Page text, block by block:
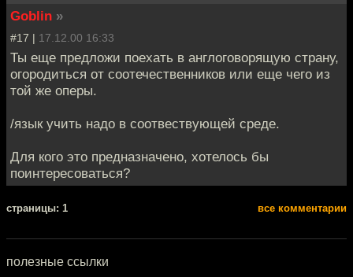
Goblin »
#17 | 17.12.00 16:33
Ты еще предложи поехать в англоговорящую страну,
огородиться от соотечественников или еще чего из
той же оперы.
/язык учить надо в соотвествующей среде.
Для кого это предназначено, хотелось бы
поинтересоваться?
cтраницы: 1 все комментарии
полезные ссылки